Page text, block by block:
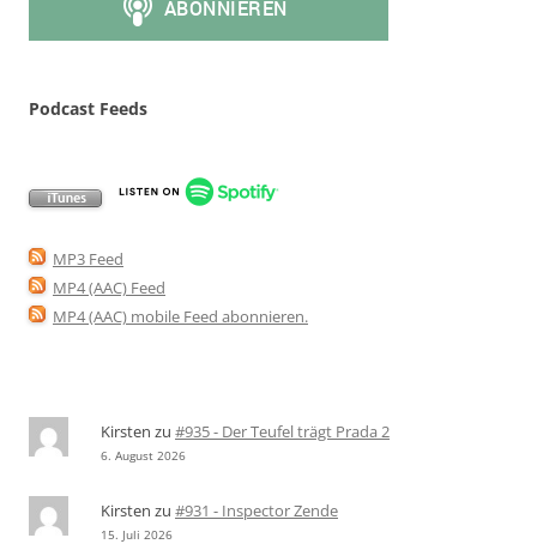
Podcast Feeds
MP3 Feed
MP4 (AAC) Feed
MP4 (AAC) mobile Feed abonnieren.
Kirsten zu #935 - Der Teufel trägt Prada 2
6. August 2026
Kirsten zu #931 - Inspector Zende
15. Juli 2026